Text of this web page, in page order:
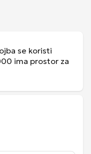
se koristi
ima prostor za